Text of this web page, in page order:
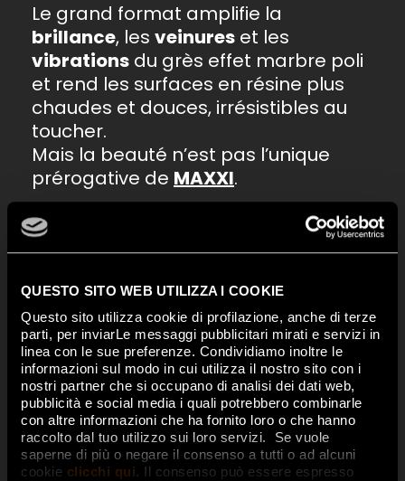
QUESTO SITO WEB UTILIZZA I COOKIE
Questo sito utilizza cookie di profilazione, anche di terze
parti, per inviarLe messaggi pubblicitari mirati e servizi in
linea con le sue preferenze. Condividiamo inoltre le
informazioni sul modo in cui utilizza il nostro sito con i
nostri partner che si occupano di analisi dei dati web,
pubblicità e social media i quali potrebbero combinarle
con altre informazioni che ha fornito loro o che hanno
raccolto dal tuo utilizzo sui loro servizi. Se vuole
saperne di più o negare il consenso a tutti o ad alcuni
cookie clicchi qui. Il consenso può essere espresso
Le grand format amplifie la
brillance, les veinures et les
vibrations du grès effet marbre poli
et rend les surfaces en résine plus
chaudes et douces, irrésistibles au
toucher.
Mais la beauté n’est pas l’unique
prérogative de MAXXI.
Le
du grès
cérame, l’épaisseur minimum et le
céramique parfait pour des projets
ambitieux d’ameublement
d’intérieurs.MAXXI revêt de charme
les grands espaces, sans
interruptions et sans joints
horizontaux, et permet de revêtir
aussi les meubles, les étagères et
les murs avec le même matériau.